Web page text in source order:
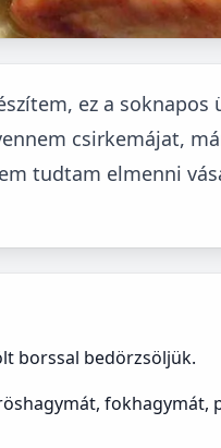
ez a
csirkemájat,
tudtam elmenni
borssal bedörzsöljük.
fokhagymát,